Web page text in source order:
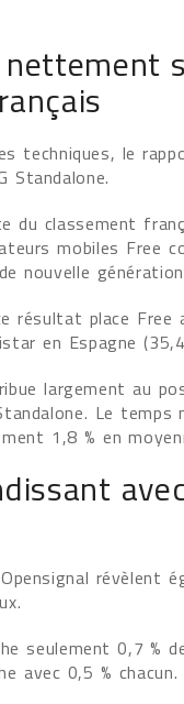
techniques, le
Standalone.
du classement
mobiles Free
nouvelle
résultat place
en Espagne
largement au
Le
1,8 % en
révèlent
seulement 0,7 %
avec 0,5 % chacun.